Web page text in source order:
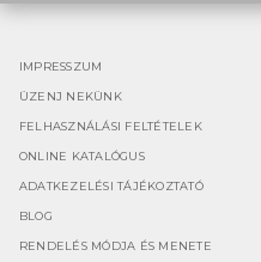
IMPRESSZUM
ÜZENJ NEKÜNK
FELHASZNÁLÁSI FELTÉTELEK
ONLINE KATALÓGUS
ADATKEZELÉSI TÁJÉKOZTATÓ
BLOG
RENDELÉS MÓDJA ÉS MENETE